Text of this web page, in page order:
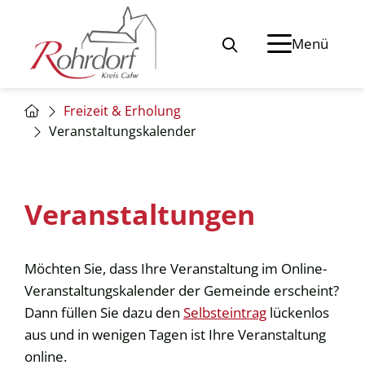
Menü
Freizeit & Erholung
Veranstaltungskalender
Veranstaltungen
Möchten Sie, dass Ihre Veranstaltung im Online-
Veranstaltungskalender der Gemeinde erscheint?
Dann füllen Sie dazu den Selbsteintrag lückenlos
aus und in wenigen Tagen ist Ihre Veranstaltung
online.